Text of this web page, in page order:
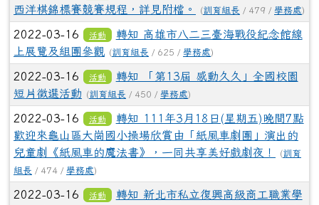
西洋棋錦標賽競賽規程，詳見附檔。
(訓育組長 / 479 / 學務處)
2022-03-16 活動
轉知 高雄市八二三臺海戰役紀念館線
上展覽及組團參觀 (訓育組長 / 625 / 學務處)
2022-03-16 活動
轉知 「第13屆 感動久久」全國校園
短片徵選活動
(訓育組長 / 450 / 學務處)
2022-03-16 活動
轉知 111年3月18日(星期五)晚間7點
歡迎來龜山區大崗國小操場欣賞由「紙風車劇團」演出的
兒童劇《紙風車的魔法書》，一同共享美好戲劇夜！
(訓育
組長 / 474 / 學務處)
2022-03-16 活動
轉知 新北市私立復興高級商工職業學